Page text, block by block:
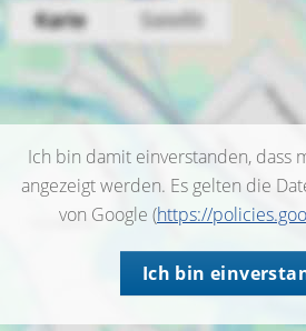
Ich bin damit einverstanden, dass
angezeigt werden. Es gelten die
von Google (https://
Ich bin